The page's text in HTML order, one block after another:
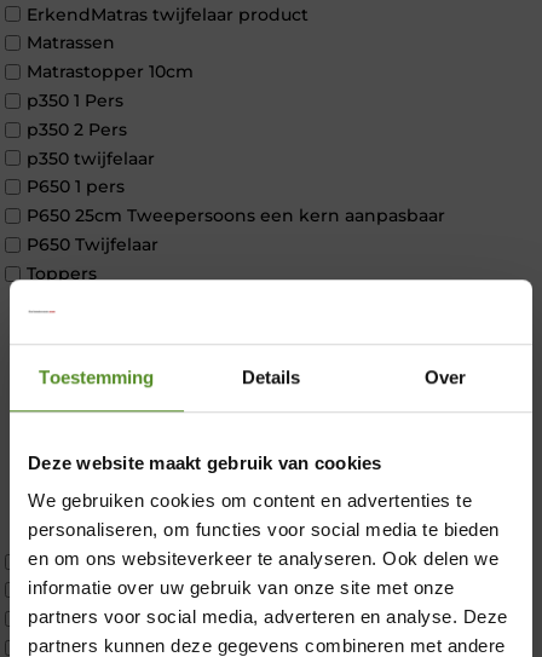
Toestemming Details Over
Deze website maakt gebruik van cookies
We gebruiken cookies om content en advertenties te
personaliseren, om functies voor social media te bieden
en om ons websiteverkeer te analyseren. Ook delen we
informatie over uw gebruik van onze site met onze
partners voor social media, adverteren en analyse. Deze
partners kunnen deze gegevens combineren met andere
ErkendMatras twijfelaar product
Matrassen
Matrastopper 10cm
p350 1 Pers
p350 2 Pers
p350 twijfelaar
P650 1 pers
P650 25cm Tweepersoons een kern aanpasbaar
P650 Twijfelaar
Toppers
2 personen split
Twijfelaar
Koudschuim
Latex
Traagschuim
Tweepersoons 1 kern
Tweepersoons 1 kern product
Tweepersoons 2 kernen
Webshop Only Collectie
×